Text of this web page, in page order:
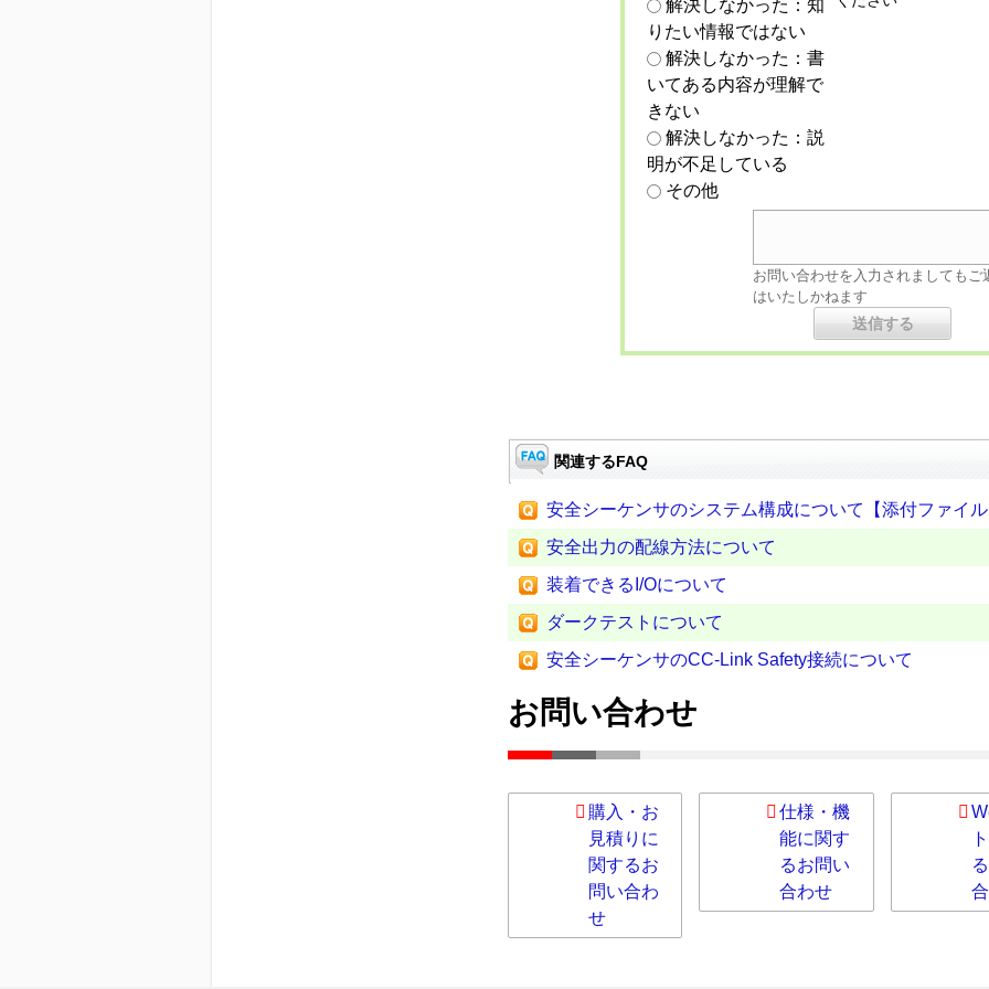
解決しなかった：知
りたい情報ではない
解決しなかった：書
いてある内容が理解で
きない
解決しなかった：説
明が不足している
その他
お問い合わせを入力されましてもご
はいたしかねます
関連するFAQ
安全シーケンサのシステム構成について【添付ファイ
安全出力の配線方法について
装着できるI/Oについて
ダークテストについて
安全シーケンサのCC-Link Safety接続について
お問い合わせ
購入・お
見積りに
関するお
問い合わ
せ
仕様・機
能に関す
るお問い
合わせ